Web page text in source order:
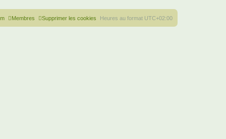
Heures au format UTC+02:00
Supprimer les cookies
Membres